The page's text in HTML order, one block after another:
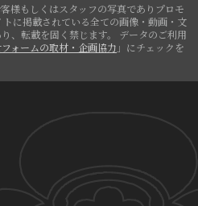
様もしくはスタッフの写真でありプロモ
トに掲載されている全ての画像・動画・文
、転載を固く禁じます。
データのご利用
ォームの取材・企画協力 」にチェックを